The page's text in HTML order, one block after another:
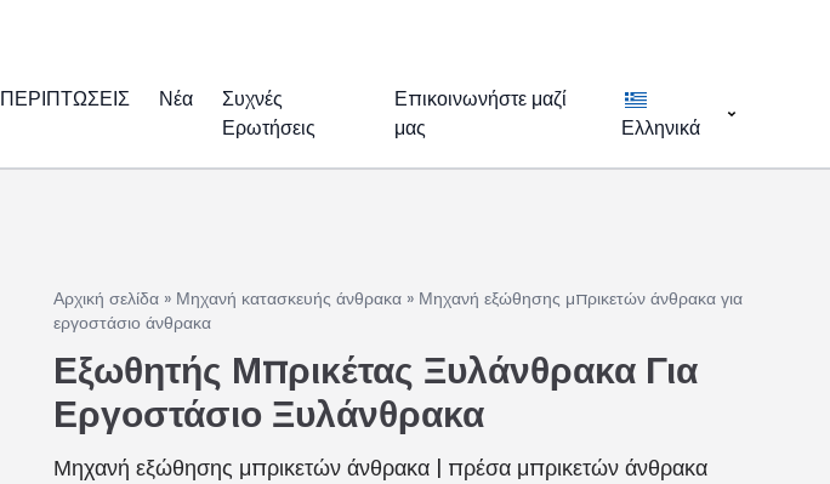
ΠΕΡΙΠΤΩΣΕΙΣ Νέα
Συχνές
Ερωτήσεις
Επικοινωνήστε μαζί
μας
Ελληνικά
Αρχική σελίδα » Μηχανή κατασκευής άνθρακα » Μηχανή εξώθησης μπρικετών άνθρακα για
εργοστάσιο άνθρακα
Εξωθητής Μπρικέτας Ξυλάνθρακα Για
Εργοστάσιο Ξυλάνθρακα
Μηχανή εξώθησης μπρικετών άνθρακα | πρέσα μπρικετών άνθρακα